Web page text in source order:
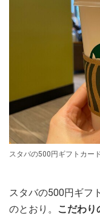
スタバの500円ギフトカー
スタバの500円ギフ
のとおり。
こだわ